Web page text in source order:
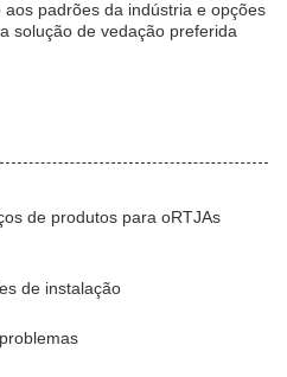
padrões da indústria e opções
solução de vedação preferida
de produtos para oRTJAs
de instalação